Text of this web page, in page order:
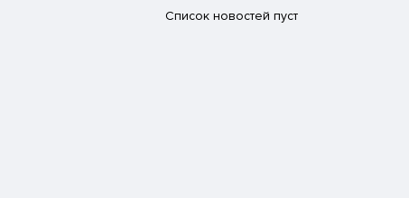
Список новостей пуст